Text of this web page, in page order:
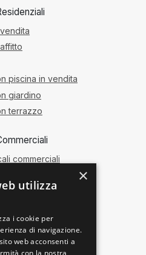
piscina in vendita
giardino
terrazzo
commerciali
×
utilizza
i cookie per
di navigazione.
web acconsenti a
con la nostra